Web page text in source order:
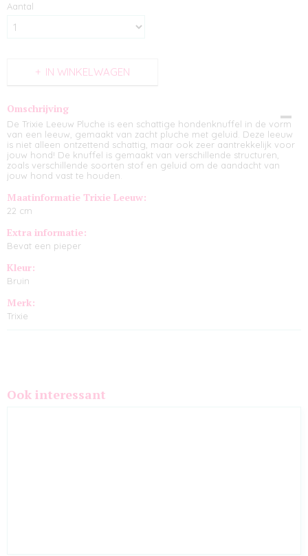
Aantal
IN WINKELWAGEN
Omschrijving
De Trixie Leeuw Pluche is een schattige hondenknuffel in de vorm
van een leeuw, gemaakt van zacht pluche met geluid. Deze leeuw
is niet alleen ontzettend schattig, maar ook zeer aantrekkelijk voor
jouw hond! De knuffel is gemaakt van verschillende structuren,
zoals verschillende soorten stof en geluid om de aandacht van
jouw hond vast te houden.
Maatinformatie Trixie Leeuw:
22 cm
Extra informatie:
Bevat een pieper
Kleur:
Bruin
Merk:
Trixie
Ook interessant